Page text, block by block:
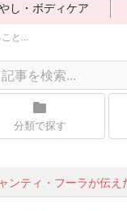
し・ボディケア
と...
分類で探す
ンティ・フーラが伝え